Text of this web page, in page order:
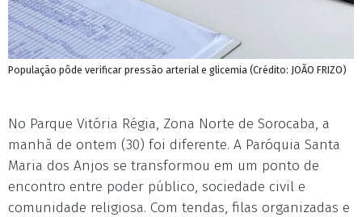
População pôde verificar pressão arterial e glicemia (Crédito: JOÃO FRIZO)
No Parque Vitória Régia, Zona Norte de Sorocaba, a
manhã de ontem (30) foi diferente. A Paróquia Santa
Maria dos Anjos se transformou em um ponto de
encontro entre poder público, sociedade civil e
comunidade religiosa. Com tendas, filas organizadas e